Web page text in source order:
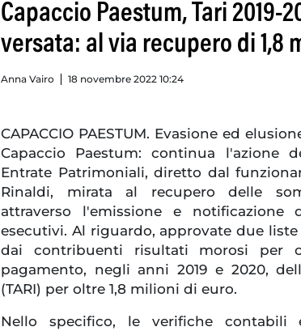
Capaccio Paestum, Tari 2019-
versata: al via recupero di 1,8
Anna Vairo 18 novembre 2022 10:24
CAPACCIO PAESTUM. Evasione ed
Capaccio Paestum: continua l'azione
Entrate Patrimoniali, diretto dal
Rinaldi, mirata al recupero delle
attraverso l'emissione e notificazione
esecutivi. Al riguardo, approvate due
dai contribuenti risultati morosi per
pagamento, negli anni 2019 e 2020,
(TARI) per oltre 1,8 milioni di euro.
Nello specifico, le verifiche contabili